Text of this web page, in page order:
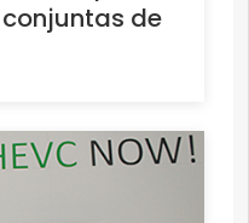
de